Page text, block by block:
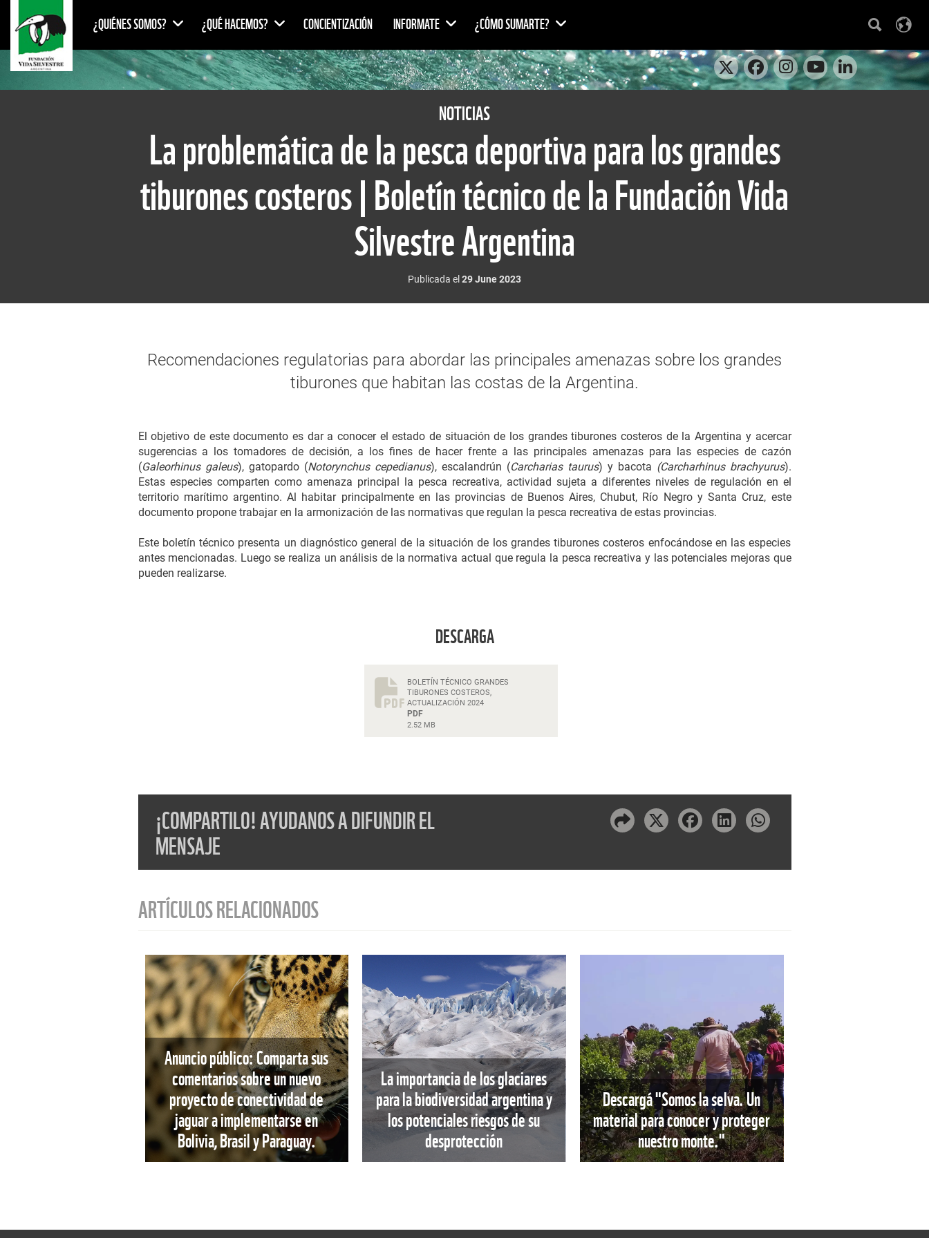
¿QUIÉNES SOMOS? ¿QUÉ HACEMOS? CONCIENTIZACIÓN INFORMATE ¿CÓMO SUMARTE?
NOTICIAS
La problemática de la pesca deportiva para los grandes
tiburones costeros | Boletín técnico de la Fundación Vida
Silvestre Argentina
Publicada el 29 June 2023
Recomendaciones regulatorias para abordar las principales amenazas sobre los grandes
tiburones que habitan las costas de la Argentina.
El objetivo de este documento es dar a conocer el estado de situación de los grandes tiburones costeros de la Argentina y acercar
sugerencias a los tomadores de decisión, a los fines de hacer frente a las principales amenazas para las especies de cazón
(Galeorhinus galeus), gatopardo (Notorynchus cepedianus), escalandrún (Carcharias taurus) y bacota (Carcharhinus brachyurus).
Estas especies comparten como amenaza principal la pesca recreativa, actividad sujeta a diferentes niveles de regulación en el
territorio marítimo argentino. Al habitar principalmente en las provincias de Buenos Aires, Chubut, Río Negro y Santa Cruz, este
documento propone trabajar en la armonización de las normativas que regulan la pesca recreativa de estas provincias.
Este boletín técnico presenta un diagnóstico general de la situación de los grandes tiburones costeros enfocándose en las especies
antes mencionadas. Luego se realiza un análisis de la normativa actual que regula la pesca recreativa y las potenciales mejoras que
pueden realizarse.
DESCARGA
BOLETÍN TÉCNICO GRANDES
TIBURONES COSTEROS,
ACTUALIZACIÓN 2024
PDF
2.52 MB
¡COMPARTILO! AYUDANOS A DIFUNDIR EL
MENSAJE
ARTÍCULOS RELACIONADOS
Anuncio público: Comparta sus
comentarios sobre un nuevo
proyecto de conectividad de
jaguar a implementarse en
Bolivia, Brasil y Paraguay.
La importancia de los glaciares
para la biodiversidad argentina y
los potenciales riesgos de su
desprotección
Descargá "Somos la selva. Un
material para conocer y proteger
nuestro monte."